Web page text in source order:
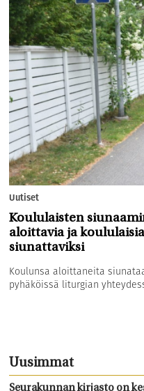
Uutiset
Koululaisten
aloittavia ja
siunattaviksi
Koulunsa aloittaneita
pyhäköissä liturgian
Uusimmat
Seurakunnan kirjasto on